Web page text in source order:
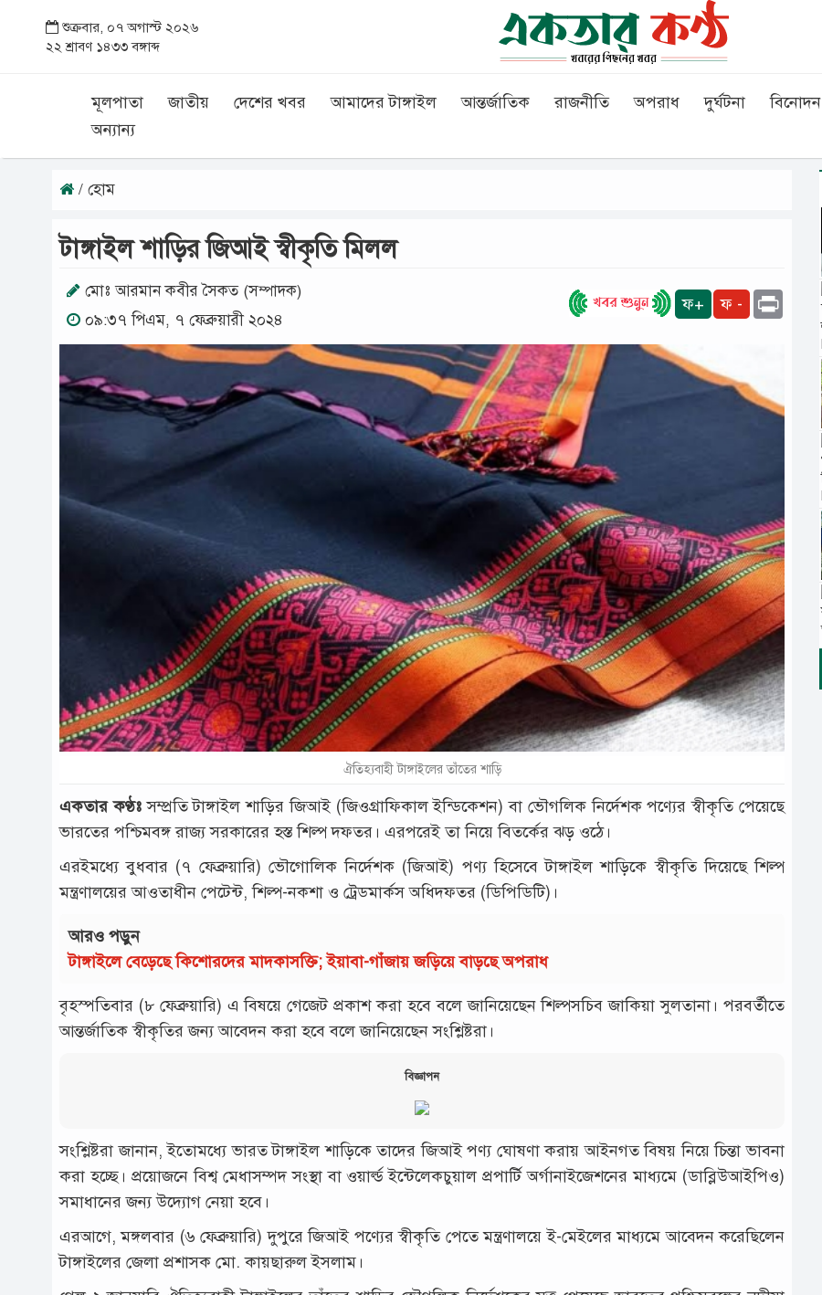
শুক্রবার, ০৭ অগাস্ট ২০২৬
২২ শ্রাবণ ১৪৩৩ বঙ্গাব্দ
মূলপাতা জাতীয় দেশের খবর আমাদের টাঙ্গাইল আন্তর্জাতিক রাজনীতি অপরাধ দুর্ঘটনা বিনোদন
অন্যান্য
/ হোম
টাঙ্গাইল শাড়ির জিআই স্বীকৃতি মিলল
মোঃ আরমান কবীর সৈকত (সম্পাদক)
০৯:৩৭ পিএম, ৭ ফেব্রুয়ারী ২০২৪
ফ+ ফ - Print
ঐতিহ্যবাহী টাঙ্গাইলের তাঁতের শাড়ি
একতার কণ্ঠঃসম্প্রতি টাঙ্গাইল শাড়ির জিআই (জিওগ্রাফিকাল ইন্ডিকেশন) বা ভৌগলিক নির্দেশক পণ্যের স্বীকৃতি পেয়েছে
ভারতের পশ্চিমবঙ্গ রাজ্য সরকারের হস্ত শিল্প দফতর। এরপরেই তা নিয়ে বিতর্কের ঝড় ওঠে।
এরইমধ্যে বুধবার (৭ ফেব্রুয়ারি) ভৌগোলিক নির্দেশক (জিআই) পণ্য হিসেবে টাঙ্গাইল শাড়িকে স্বীকৃতি দিয়েছে শিল্প
মন্ত্রণালয়ের আওতাধীন পেটেন্ট, শিল্প-নকশা ও ট্রেডমার্কস অধিদফতর (ডিপিডিটি)।
আরও পড়ুন
টাঙ্গাইলে বেড়েছে কিশোরদের মাদকাসক্তি; ইয়াবা-গাঁজায় জড়িয়ে বাড়ছে অপরাধ
বৃহস্পতিবার (৮ ফেব্রুয়ারি) এ বিষয়ে গেজেট প্রকাশ করা হবে বলে জানিয়েছেন শিল্পসচিব জাকিয়া সুলতানা। পরবর্তীতে
আন্তর্জাতিক স্বীকৃতির জন্য আবেদন করা হবে বলে জানিয়েছেন সংশ্লিষ্টরা।
বিজ্ঞাপন
সংশ্লিষ্টরা জানান, ইতোমধ্যে ভারত টাঙ্গাইল শাড়িকে তাদের জিআই পণ্য ঘোষণা করায় আইনগত বিষয় নিয়ে চিন্তা ভাবনা
করা হচ্ছে। প্রয়োজনে বিশ্ব মেধাসম্পদ সংস্থা বা ওয়ার্ল্ড ইন্টেলেকচুয়াল প্রপার্টি অর্গানাইজেশনের মাধ্যমে (ডাব্লিউআইপিও)
সমাধানের জন্য উদ্যোগ নেয়া হবে।
এরআগে, মঙ্গলবার (৬ ফেব্রুয়ারি) দুপুরে জিআই পণ্যের স্বীকৃতি পেতে মন্ত্রণালয়ে ই-মেইলের মাধ্যমে আবেদন করেছিলেন
টাঙ্গাইলের জেলা প্রশাসক মো. কায়ছারুল ইসলাম।